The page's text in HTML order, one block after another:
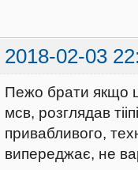
2018-02-03
Пежо брати якщо
мсв, розглядав
привабливого,
випереджає, не